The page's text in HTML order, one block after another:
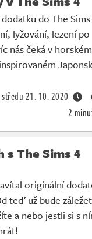
do The Sims
lyžování, lezení po
nás čeká v horském
2
21. 10. 2020
s The Sims 4
originální
teď už bude
a nebo jestli si s